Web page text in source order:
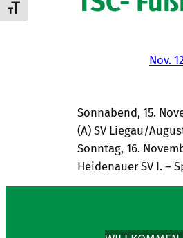
Schrift vergrößern
Nov.
Sonnabend, 15.
(A) SV Liegau/
Sonntag, 16.
Heidenauer SV I. –